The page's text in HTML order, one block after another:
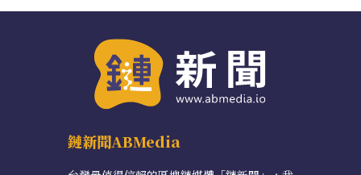
鏈新聞ABMedia